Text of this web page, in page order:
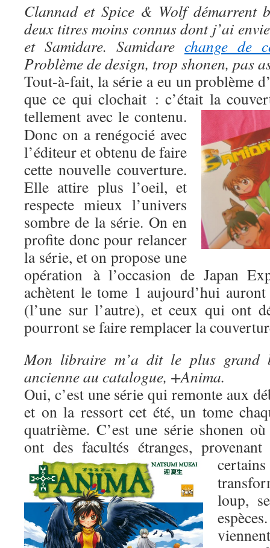
Clannad et Spice & Wolf démarrent
deux titres moins connus dont j’ai
et Samidare. Samidare change de
Problème de design, trop shonen, pas
Tout-à-fait, la série a eu un problème
que ce qui clochait : c’était la
tellement avec le contenu.
Donc on a renégocié avec
l’éditeur et obtenu de faire
cette nouvelle couverture.
Elle attire plus l’oeil, et
respecte mieux l’univers
sombre de la série. On en
profite donc pour relancer
la série, et on propose une
opération à l’occasion de Japan
achètent le tome 1 aujourd’hui
(l’une sur l’autre), et ceux qui ont
pourront se faire remplacer la
Mon libraire m’a dit le plus grand
ancienne au catalogue, +Anima.
Oui, c’est une série qui remonte aux
et on la ressort cet été, un tome
quatrième. C’est une série shonen
ont des facultés étranges,
loup,